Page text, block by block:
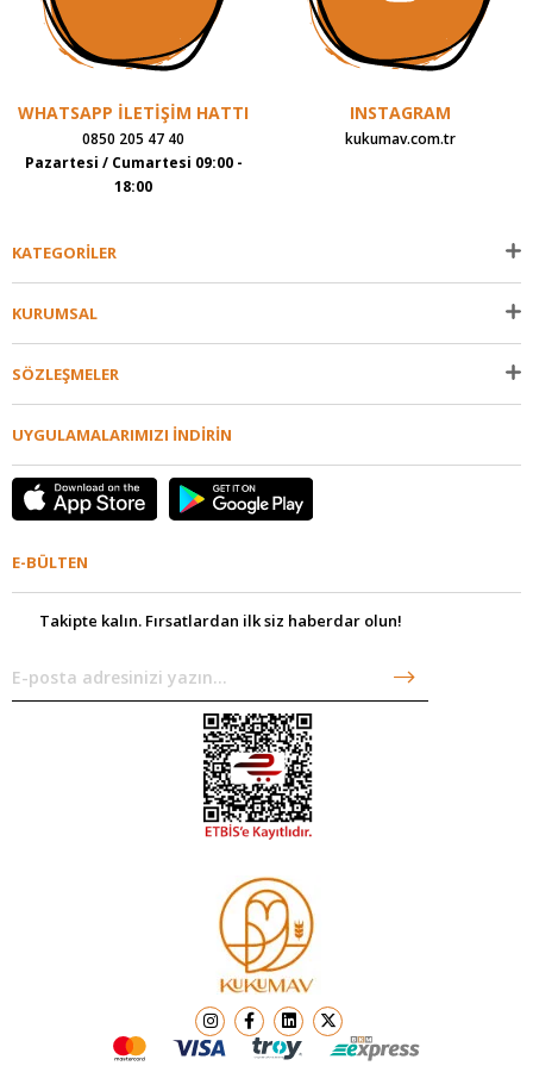
WHATSAPP İLETİŞİM HATTI
0850 205 47 40
Pazartesi / Cumartesi 09:00 -
18:00
INSTAGRAM
kukumav.com.tr
KATEGORİLER
KURUMSAL
SÖZLEŞMELER
UYGULAMALARIMIZI İNDİRİN
E-BÜLTEN
Takipte kalın. Fırsatlardan ilk siz haberdar olun!